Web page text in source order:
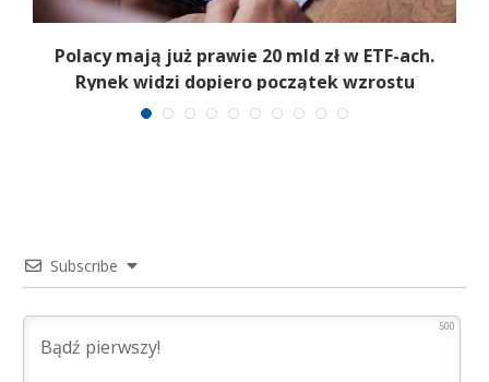
Polacy mają już prawie 20 mld zł w ETF-ach.
Rynek widzi dopiero początek wzrostu
Subscribe
500